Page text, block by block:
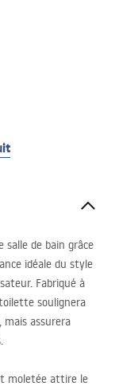
salle de bain grâce
idéale du style
Fabriqué à
soulignera
mais assurera
moletée attire le